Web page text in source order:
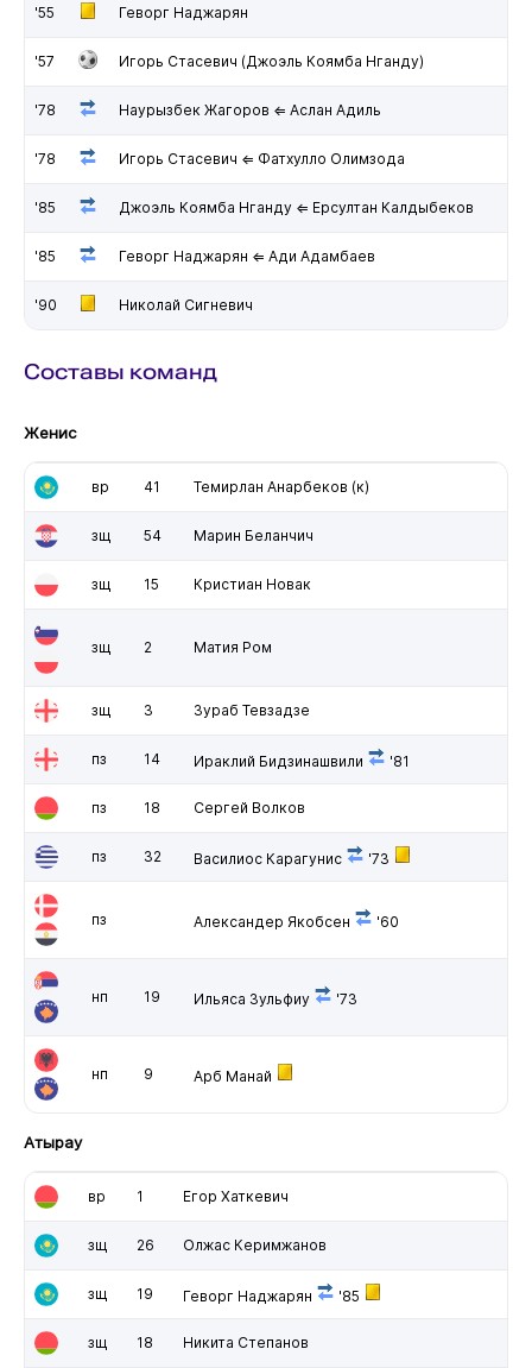
'55 Геворг Наджарян
'57 Игорь Стасевич (Джоэль Коямба Нганду)
'78 Наурызбек Жагоров ⇐ Аслан Адиль
'78 Игорь Стасевич ⇐ Фатхулло Олимзода
'85 Джоэль Коямба Нганду ⇐ Ерсултан Калдыбеков
'85 Геворг Наджарян ⇐ Ади Адамбаев
'90 Николай Сигневич
Составы команд
Женис
вр 41 Темирлан Анарбеков (к)
зщ 54 Марин Беланчич
зщ 15 Кристиан Новак
зщ 2 Матия Ром
зщ 3 Зураб Тевзадзе
пз 14 Ираклий Бидзинашвили '81
пз 18 Сергей Волков
пз 32 Василиос Карагунис '73
пз Александер Якобсен '60
нп 19 Ильяса Зульфиу '73
нп 9 Арб Манай
Атырау
вр 1 Егор Хаткевич
зщ 26 Олжас Керимжанов
зщ 19 Геворг Наджарян '85
зщ 18 Никита Степанов